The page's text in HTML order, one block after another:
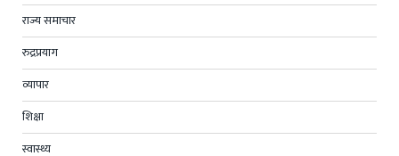
राज्य समाचार
रुद्रप्रयाग
व्यापार
शिक्षा
स्वास्थ्य